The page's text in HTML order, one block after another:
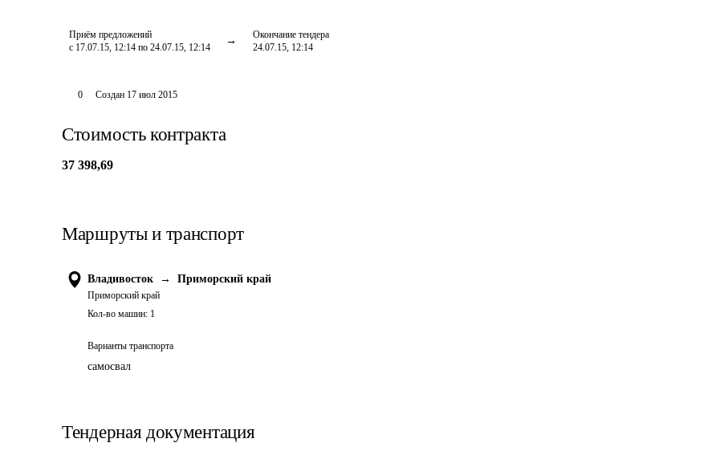
Приём предложений
с 17.07.15, 12:14 по 24.07.15, 12:14
Окончание тендера
24.07.15, 12:14
0 Создан 17 июл 2015
Стоимость контракта
37 398,69
Маршруты и транспорт
Владивосток →
Приморский край
Приморский край
Кол-во машин: 1
Варианты транспорта
самосвал
Тендерная документация